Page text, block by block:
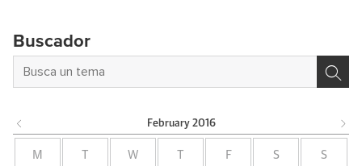
Buscador
February 2016
M W F S S